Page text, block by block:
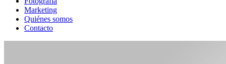
Marketing
Quiénes somos
Contacto